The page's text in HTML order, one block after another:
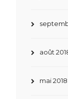
août
mai 2018